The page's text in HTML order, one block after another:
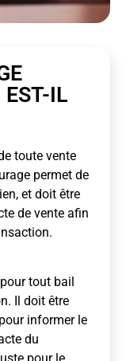
IL
toute vente
permet de
et doit être
de vente afin
tout bail
Il doit être
informer le
du